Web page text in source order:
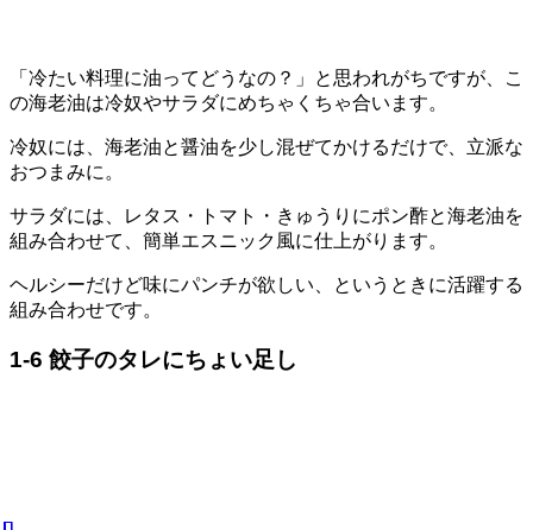
「冷たい料理に油ってどうなの？」と思われがちですが、こ
の海老油は冷奴やサラダにめちゃくちゃ合います。
冷奴には、海老油と醤油を少し混ぜてかけるだけで、立派な
おつまみに。
サラダには、レタス・トマト・きゅうりにポン酢と海老油を
組み合わせて、簡単エスニック風に仕上がります。
ヘルシーだけど味にパンチが欲しい、というときに活躍する
組み合わせです。
1-6 餃子のタレにちょい足し